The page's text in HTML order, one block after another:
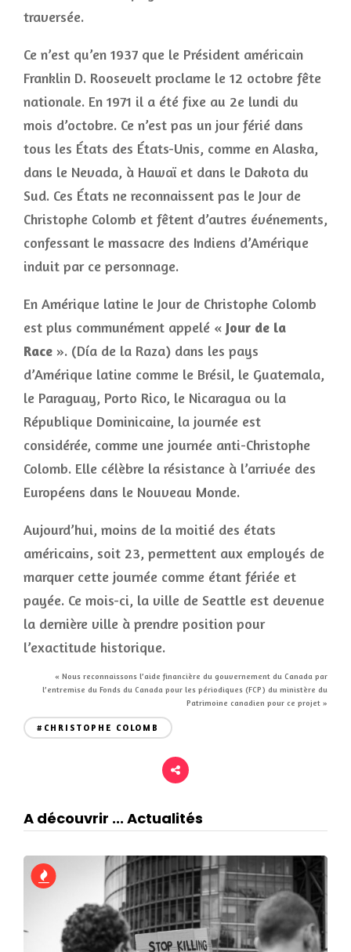
traversée.
Ce n’est qu’en 1937 que le Président américain
Franklin D. Roosevelt proclame le 12 octobre fête
nationale. En 1971 il a été fixe au 2e lundi du
mois d’octobre. Ce n’est pas un jour férié dans
tous les États des États-Unis, comme en Alaska,
dans le Nevada, à Hawaï et dans le Dakota du
Sud. Ces États ne reconnaissent pas le Jour de
Christophe Colomb et fêtent d’autres événements,
confessant le massacre des Indiens d’Amérique
induit par ce personnage.
En Amérique latine le Jour de Christophe Colomb
est plus communément appelé « Jour de la
Race ». (Día de la Raza) dans les pays
d’Amérique latine comme le Brésil, le Guatemala,
le Paraguay, Porto Rico, le Nicaragua ou la
République Dominicaine, la journée est
considérée, comme une journée anti-Christophe
Colomb. Elle célèbre la résistance à l’arrivée des
Européens dans le Nouveau Monde.
Aujourd’hui, moins de la moitié des états
américains, soit 23, permettent aux employés de
marquer cette journée comme étant fériée et
payée. Ce mois-ci, la ville de Seattle est devenue
la dernière ville à prendre position pour
l’exactitude historique.
« Nous reconnaissons l’aide financière du gouvernement du Canada par
l’entremise du Fonds du Canada pour les périodiques (FCP) du ministère du
Patrimoine canadien pour ce projet »
#CHRISTOPHE COLOMB
A découvrir ... Actualités